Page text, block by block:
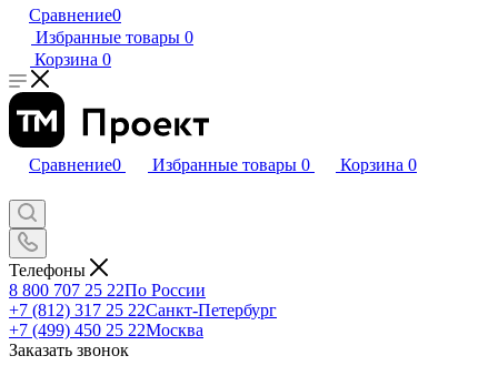
Сравнение0
Избранные товары 0
Корзина 0
Сравнение0 Избранные товары 0 Корзина 0
Телефоны
8 800 707 25 22По России
+7 (812) 317 25 22Санкт-Петербург
+7 (499) 450 25 22Москва
Заказать звонок